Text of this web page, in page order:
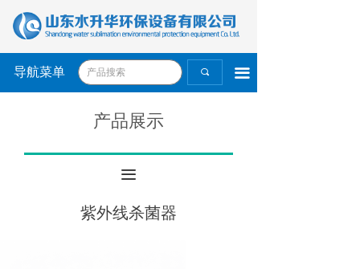
끠 끀
导航菜单
끀
产品展示
紫外线杀菌器